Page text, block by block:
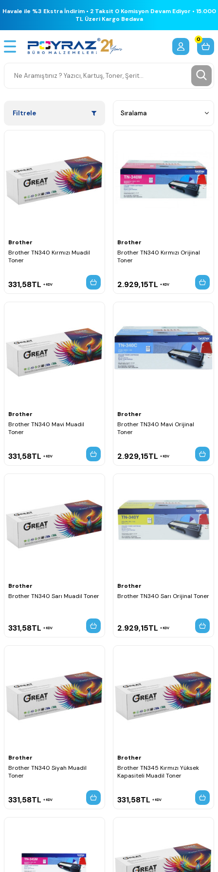
Havale ile %3 Ekstra İndirim • 2 Taksit 0 Komisyon Devam Ediyor • 15.000
TL Üzeri Kargo Bedava
0
Filtrele
Brother
Brother TN340 Kırmızı Muadil
Toner
331,58TL KDV
Brother
Brother TN340 Kırmızı Orijinal
Toner
2.929,15TL KDV
Brother
Brother TN340 Mavi Muadil
Toner
331,58TL KDV
Brother
Brother TN340 Mavi Orijinal
Toner
2.929,15TL KDV
Brother
Brother TN340 Sarı Muadil Toner
331,58TL KDV
Brother
Brother TN340 Sarı Orijinal Toner
2.929,15TL KDV
Brother
Brother TN340 Siyah Muadil
Toner
331,58TL KDV
Brother
Brother TN345 Kırmızı Yüksek
Kapasiteli Muadil Toner
331,58TL KDV